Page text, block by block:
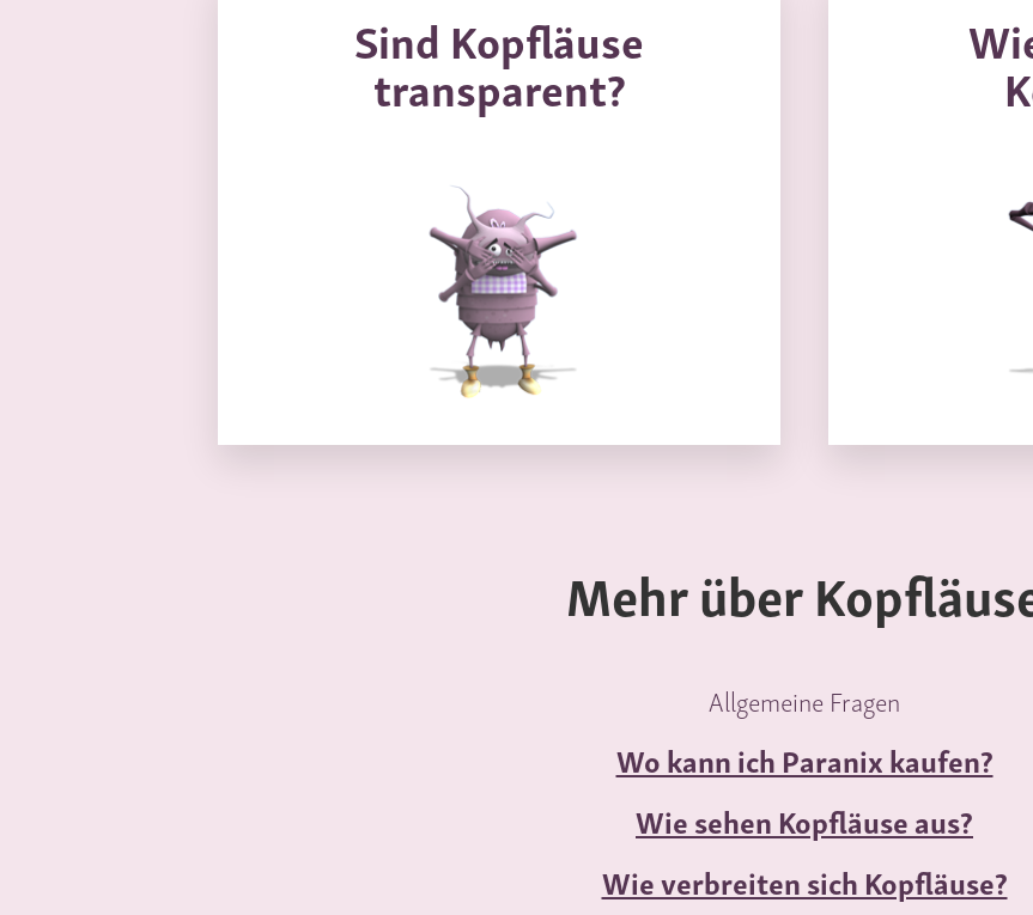
Sind Kopfläuse
transparent?
Mehr über
Allgemeine Fragen
Wo kann ich Paranix kaufen?
Wie sehen Kopfläuse aus?
Wie verbreiten sich Kopfläuse?